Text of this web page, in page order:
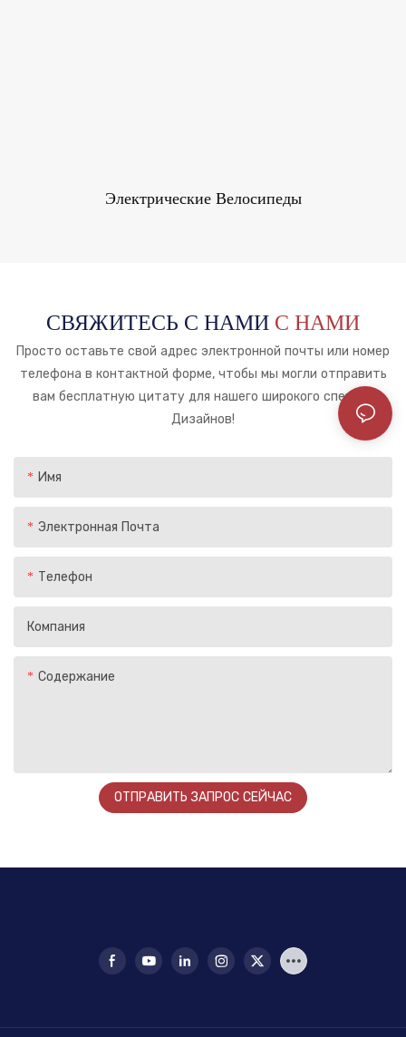
Электрические Велосипеды
СВЯЖИТЕСЬ С НАМИС НАМИ
Просто оставьте свой адрес электронной почты или номер
телефона в контактной форме, чтобы мы могли отправить
вам бесплатную цитату для нашего широкого спектра
Дизайнов!
Имя
Электронная Почта
Телефон
Компания
Содержание
ОТПРАВИТЬ ЗАПРОС СЕЙЧАС